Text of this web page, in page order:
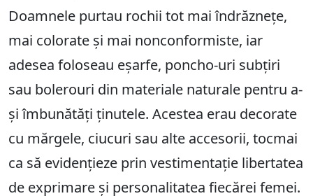
Doamnele purtau rochii tot mai îndrăznețe,
mai colorate și mai nonconformiste, iar
adesea foloseau eșarfe, poncho-uri subțiri
sau bolerouri din materiale naturale pentru a-
și îmbunătăți ținutele. Acestea erau decorate
cu mărgele, ciucuri sau alte accesorii, tocmai
ca să evidențieze prin vestimentație libertatea
de exprimare și personalitatea fiecărei femei.